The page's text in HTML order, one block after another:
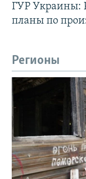
ГУР Украины:
планы по
Регионы